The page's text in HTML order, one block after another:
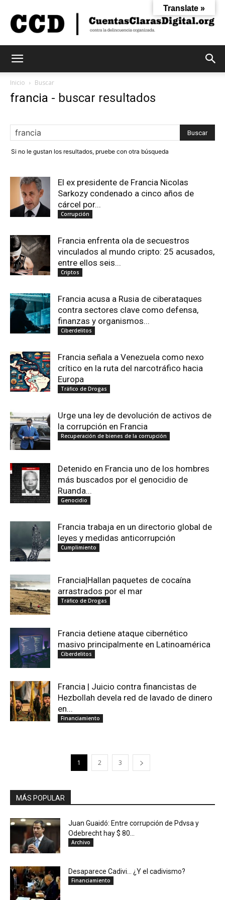
Inicio Buscar
francia - buscar resultados
Si no le gustan los resultados, pruebe con otra búsqueda
El ex presidente de Francia Nicolas
Sarkozy condenado a cinco años de
cárcel por...
Corrupción
Francia enfrenta ola de secuestros
vinculados al mundo cripto: 25 acusados,
entre ellos seis...
Criptos
Francia acusa a Rusia de ciberataques
contra sectores clave como defensa,
finanzas y organismos...
Ciberdelitos
Francia señala a Venezuela como nexo
crítico en la ruta del narcotráfico hacia
Europa
Tráfico de Drogas
Urge una ley de devolución de activos de
la corrupción en Francia
Recuperación de bienes de la corrupción
Detenido en Francia uno de los hombres
más buscados por el genocidio de
Ruanda...
Genocidio
Francia trabaja en un directorio global de
leyes y medidas anticorrupción
Cumplimiento
Francia|Hallan paquetes de cocaína
arrastrados por el mar
Tráfico de Drogas
Francia detiene ataque cibernético
masivo principalmente en Latinoamérica
Ciberdelitos
Francia | Juicio contra financistas de
Hezbollah devela red de lavado de dinero
en...
Financiamiento
1 2 3
MÁS POPULAR
Juan Guaidó: Entre corrupción de Pdvsa y
Odebrecht hay $ 80...
Archivo
Desaparece Cadivi… ¿Y el cadivismo?
Financiamiento
Translate »